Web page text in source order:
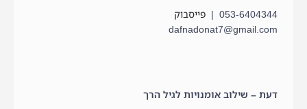
053-6404344 |
פייסבוק
dafnadonat7@gmail.com
דעת – שילוב אומנויות לגיל הרך